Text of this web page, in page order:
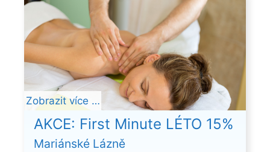
AKCE: First Minute LÉTO 15%
Mariánské Lázně
Zobrazit více …